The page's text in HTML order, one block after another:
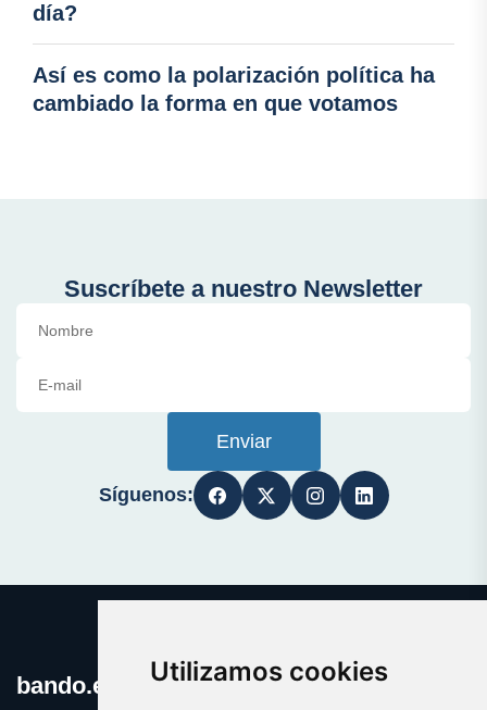
Utilizamos cookies
día?
Así es como la polarización política ha
cambiado la forma en que votamos
Suscríbete a nuestro Newsletter
Enviar
Síguenos:
bando.es